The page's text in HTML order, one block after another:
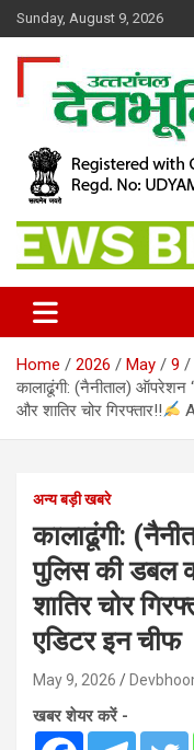
Skip
to
content
Sunday, August 9, 2026
Dev
Home 2026 May
9
कालाढूंगी: (नैनीताल) ऑपरेशन
और शातिर चोर गिरफ्तार!!
अन्य बड़ी खबरे
कालाढूंगी:
पुलिस की डबल
शातिर चोर
एडिटर इन चीफ
May 9, 2026
खबर शेयर करें -